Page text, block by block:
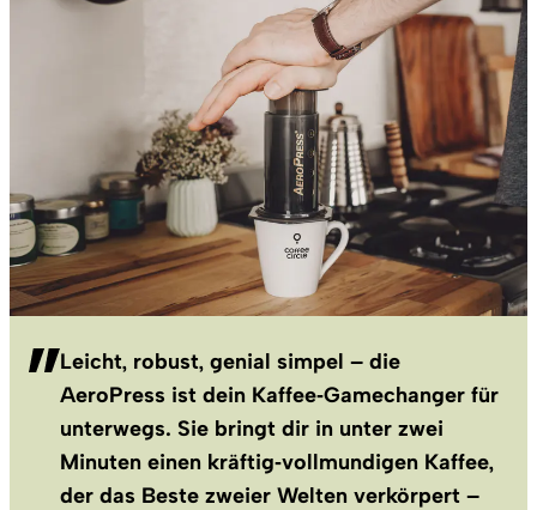
Leicht, robust, genial simpel – die
AeroPress ist dein Kaffee‑Gamechanger für
unterwegs. Sie bringt dir in unter zwei
Minuten einen kräftig‑vollmundigen Kaffee,
der das Beste zweier Welten verkörpert –